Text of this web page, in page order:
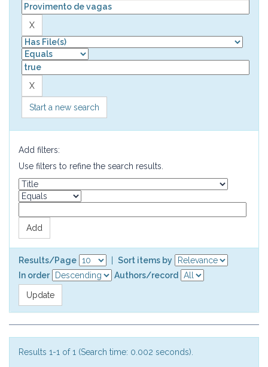
Start a new search
Add filters:
Use filters to refine the search results.
Results/Page
Sort items by
In order
Authors/record
Results 1-1 of 1 (Search time: 0.002 seconds).